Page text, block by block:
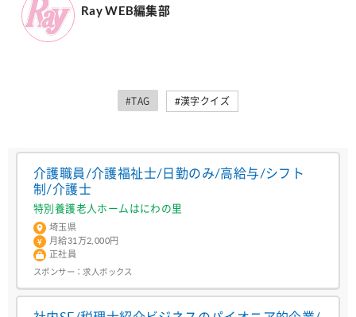
Ray WEB編集部
#TAG #漢字クイズ
介護職員/介護福祉士/日勤のみ/高給与/シフト
制/介護士
特別養護老人ホームはにわの里
埼玉県
月給31万2,000円
正社員
スポンサー：求人ボックス